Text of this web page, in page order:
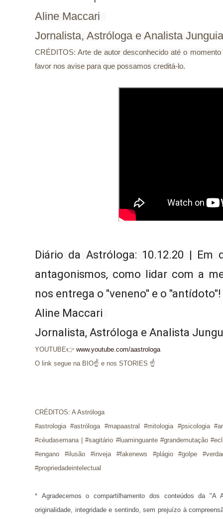
Aline Maccari
Jornalista, Astróloga e Analista
CRÉDITOS: Arte de autor desconhecido até o
favor nos avise para que possamos creditá-lo.
Diário da Astróloga: 10.12.20 | Em
antagonismos, como lidar com a
nos entrega o "veneno" e o "antídoto"!
Aline Maccari
Jornalista, Astróloga e Analista
YOUTUBE👉 www.youtube.com/aastrologa
O link segue na BIO☝ e nos STORIES ☝
CRÉDITOS: A Astróloga
#astrologia #astróloga #mapaastral #mitologia #psicologia
#céudasemana | #sagitário #luaminguante #grandemutação
#engano #ilusão #inveja #fakenews #plágio #golpe
#propriedadeintelectual
* Agradecemos o compartilhamento dos conteúdos da
originalidade, integridade e sentindo, sem prejuízo à